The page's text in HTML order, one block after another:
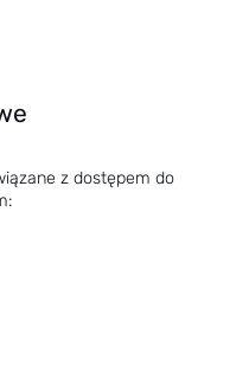
z dostępem do